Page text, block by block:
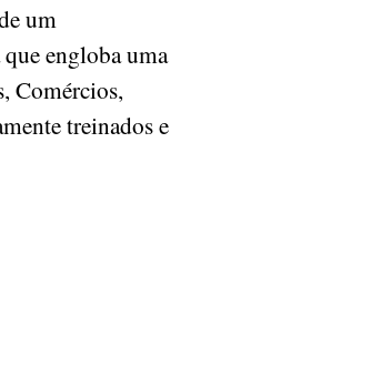
um
engloba uma
Comércios,
treinados e